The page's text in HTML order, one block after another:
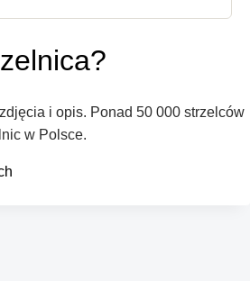
i opis. Ponad 50 000 strzelców
w Polsce.